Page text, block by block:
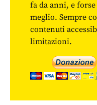
fa da anni, e
meglio. Sempre
contenuti
limitazioni.